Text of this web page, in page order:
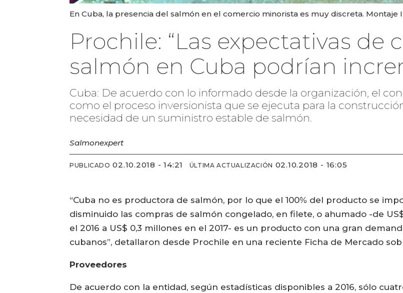
En Cuba, la presencia del salmón en el comercio minorista es muy discreta. Montaje
Prochile: “Las expectativas de
salmón en Cuba podrían
Cuba: De acuerdo con lo informado desde la organización, el
como el proceso inversionista que se ejecuta para la
necesidad de un suministro estable de salmón.
Salmonexpert
PUBLICADO 02.10.2018 - 14:21 ÚLTIMA ACTUALIZACIÓN 02.10.2018 - 16:05
“Cuba no es productora de salmón, por lo que el 100% del producto se
disminuido las compras de salmón congelado, en filete, o ahumado -de US$
el 2016 a US$ 0,3 millones en el 2017- es un producto con una gran
cubanos”, detallaron desde Prochile en una reciente Ficha de Mercado
Proveedores
De acuerdo con la entidad, según estadísticas disponibles a 2016, sólo